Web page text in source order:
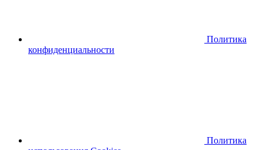
Политика
конфиденциальности
Политика